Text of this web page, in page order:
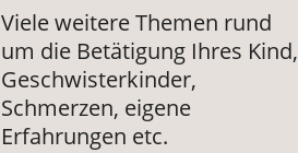
Viele weitere Themen rund
um die Betätigung Ihres Kind,
Geschwisterkinder,
Schmerzen, eigene
Erfahrungen etc.